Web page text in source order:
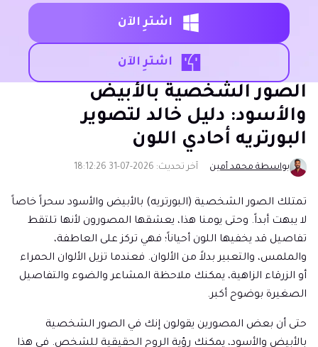
اشترِ الآن
اشترِ الآن
الصور الشخصية بالأبيض
والأسود: دليل خالد لتصوير
البورتريه أحادي اللون
بواسطة محمد أمين آخر تحديث: 2026-07-31 18:12:26
تمتلك الصور الشخصية (البورتريه) بالأبيض والأسود سحراً خاصاً
لا يبهت أبداً. وحتى يومنا هذا، يعشقها المصورون لأنها تلتقط
تفاصيل قد يخفيها اللون أحياناً؛ فهي تركز على العاطفة،
والملمس، والتعبير بدلاً من الألوان. فعندما تزيل الألوان الحمراء
أو الزرقاء الزاهية، يمكنك ملاحظة المشاعر والضوء والتفاصيل
الصغيرة بوضوح أكبر.
حتى أن بعض المصورين يقولون إنك في الصور الشخصية
بالأبيض والأسود، يمكنك رؤية الروح الحقيقية للشخص. في هذا